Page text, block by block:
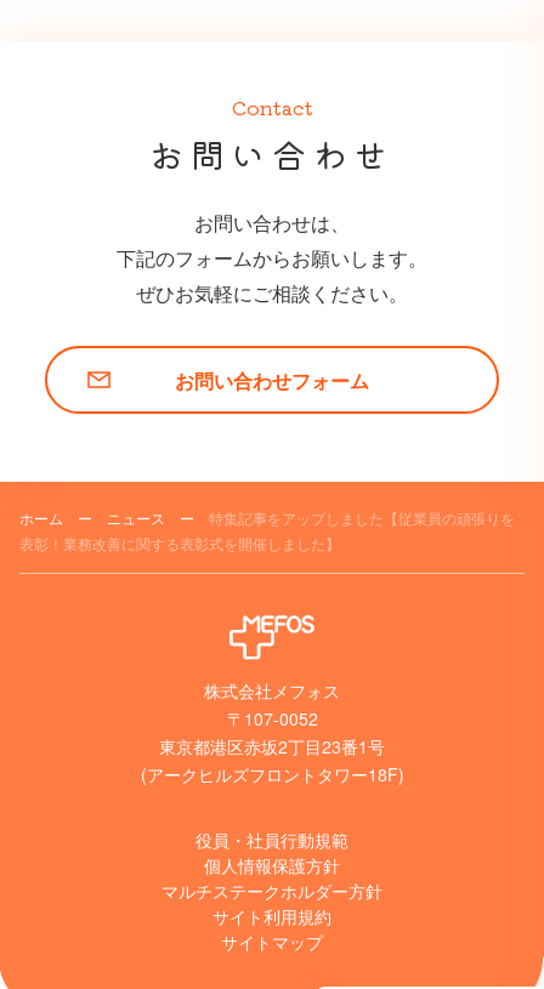
Contact
お問い合わせ
お問い合わせは、
下記のフォームからお願いします。
ぜひお気軽にご相談ください。
お問い合わせフォーム
ホーム ー ニュース ー 特集記事をアップしました【従業員の頑張りを
表彰！業務改善に関する表彰式を開催しました】
株式会社メフォス
〒107-0052
東京都港区赤坂2丁目23番1号
(アークヒルズフロントタワー18F)
役員・社員行動規範
個人情報保護方針
マルチステークホルダー方針
サイト利用規約
サイトマップ